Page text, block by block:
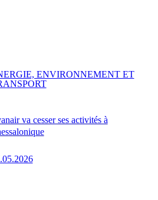
va cesser ses activités à
ENVIRONNEMENT ET